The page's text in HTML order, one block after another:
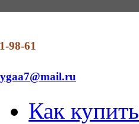
98-61
Как купить